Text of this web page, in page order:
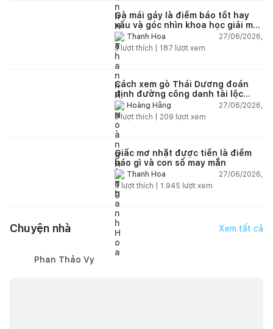
Gà mái gáy là điềm báo tốt hay
xấu và góc nhìn khoa học giải mã
chi tiết
Thanh Hoa
27/06/2026,
3lượt thích | 187 lượt xem
Cách xem gò Thái Dương đoán
định đường công danh tài lộc
theo nhân tướng học
Hoàng Hằng
27/06/2026,
3lượt thích | 209 lượt xem
Giấc mơ nhặt được tiền là điềm
báo gì và con số may mắn
Thanh Hoa
27/06/2026,
6 lượt thích | 1.945 lượt xem
Chuyện nhà Xem tất cả
Phan Thảo Vy